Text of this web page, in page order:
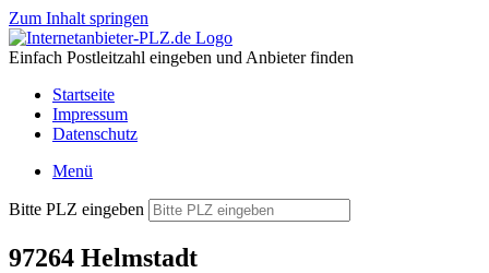
Zum Inhalt springen
Einfach Postleitzahl eingeben und Anbieter finden
Startseite
Impressum
Datenschutz
Menü
Bitte PLZ eingeben
97264 Helmstadt